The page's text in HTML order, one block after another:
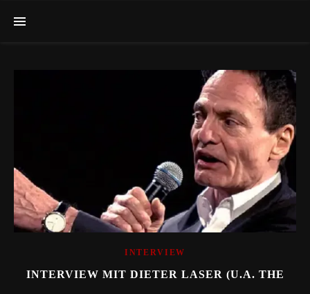
INTERVIEW
INTERVIEW MIT DIETER LASER (U.A. THE